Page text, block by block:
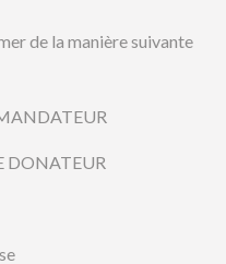
de la manière suivante
DONATEUR